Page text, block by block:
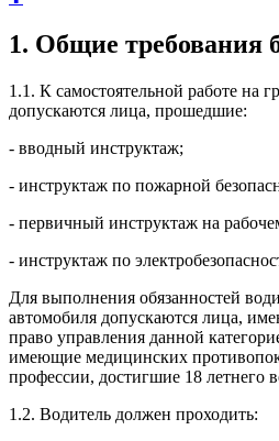
1. Общие требования
1.1. К самостоятельной работе на
допускаются лица, прошедшие:
- вводный инструктаж;
- инструктаж по пожарной
- первичный инструктаж на
- инструктаж по
Для выполнения обязанностей
автомобиля допускаются лица,
право управления данной
имеющие медицинских
профессии, достигшие 18 летнего
1.2. Водитель должен проходить: